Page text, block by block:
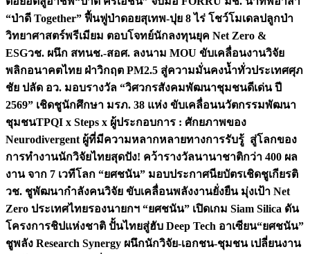
“ป่าดี Together” ฟื้นฟูป่าดอยสุเทพ-ปุย 8 ไร่ โชว์โมเดลปลูกป่า
วิทยาศาสตร์พรีเมียม ตอบโจทย์นักลงทุนยุค Net Zero &
ESGวช. ผนึก สทนช.-สอศ. ลงนาม MOU ขับเคลื่อนงานวิจัย
พลิกอนาคตไทย ฝ่าวิกฤต PM2.5 สู่ความมั่นคงน้ำทั่วประเทศศุภ
ชัย ปลัด อว. มอบรางวัล “วิศวกรสังคมพัฒนาชุมชนดีเด่น ปี
2569” เชิดชูนักศึกษา มรภ. 38 แห่ง ขับเคลื่อนนวัตกรรมพัฒนา
ชุมชนTPQI x Steps x ผู้ประกอบการ : ศักยภาพของ
Neurodivergent ผู้ที่มีความหลากหลายทางการรับรู้ สู่โลกของ
การทำงานนักวิจัยไทยสุดปัง! คว้ารางวัลนานาชาติกว่า 400 ผล
งาน จาก 7 เวทีโลก “ยศชนัน” มอบประกาศนียบัตรเชิดชูเกียรติ
วช. ชูพัฒนากำลังคนวิจัย ขับเคลื่อนพลังงานยั่งยืน มุ่งเป้า Net
Zero ประเทศไทยรองนายกฯ “ยศชนัน” เปิดเกม Siam Silica ดัน
โครงการชิปแห่งชาติ ปั้นไทยสู่ฮับ Deep Tech อาเซียน“ยศชนัน”
ชูพลัง Research Synergy ผนึกนักวิจัย-เอกชน-ชุมชน เปลี่ยนงาน